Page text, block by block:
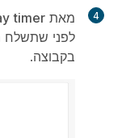
4 מאת timer
לפני שתשלח
בקבוצה.